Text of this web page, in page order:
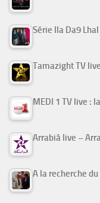
Tamazight TV
MEDI 1 TV live :
Arrabiâ live –